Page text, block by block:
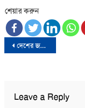
শেয়ার করুন
Post
দেশের জনগণ এবং গণতান্ত্রিক বিশ্ব নির্বাচন প্রত্যাখ্যান করেছে- রিজভী
Leave a Reply